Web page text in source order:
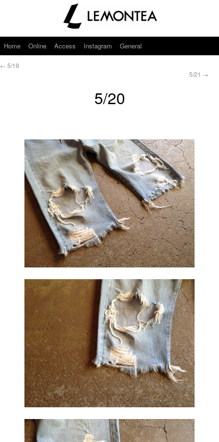
Home Online Access Instagram General
← 5/19
5/21 →
5/20